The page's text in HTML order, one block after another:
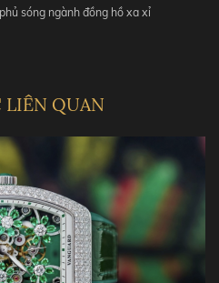
sóng ngành đồng hồ xa xỉ
QUAN